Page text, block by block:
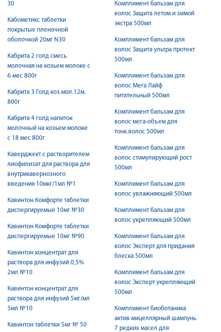
30
Кабометикс таблетки
покрытые пленочной
оболочкой 20мг N30
Кабрита 2 голд смесь
молочная на козьем молоке с
6 мес 800г
Кабрита 3 Голд коз.мол.12м.
800г
Кабрита 4 голд напиток
молочный на козьем молоке
с 18 мес 800г
Каверджект с растворителем
лиофилизат для раствора для
внутрикавернозного
введения 10мкг/1мл №1
Кавинтон Комфорте таблетки
диспергируемые 10мг №30
Кавинтон Комфорте таблетки
диспергируемые 10мг №90
Кавинтон концентрат для
раствора для инфузий 0,5%
2мл №10
Кавинтон концентрат для
раствора для инфузий 5мг/мл
5мл №10
Кавинтон таблетки 5мг № 50
Комплимент бальзам для
волос Защита летом и зимой
экстра 500мл
Комплимент бальзам для
волос Защита ультра протект
500мл
Комплимент бальзам для
волос Мега Лайф
питательный 500мл
Комплимент бальзам для
волос мега-объем для
тонк.волос 500мл
Комплимент бальзам для
волос стимулирующий рост
500мл
Комплимент бальзам для
волос увлажняющий 500мл
Комплимент бальзам для
волос укрепляющий 500мл
Комплимент бальзам для
волос Эксперт для придания
блеска 500мл
Комплимент бальзам для
волос Эксперт укрепляющий
500мл
Комплимент биоботаника
актив мицеллярный шампунь
7 редких масел для